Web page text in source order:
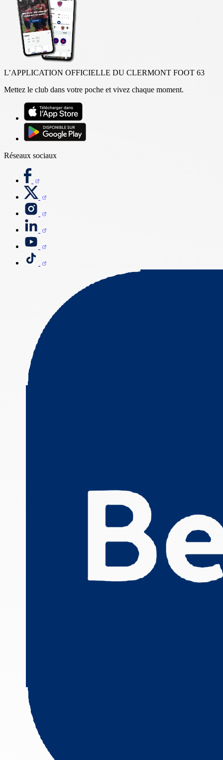
L’APPLICATION OFFICIELLE DU CLERMONT FOOT 63
Mettez le club dans votre poche et vivez chaque moment.
Réseaux sociaux